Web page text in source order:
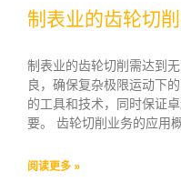
制表业的齿轮切
制表业的齿轮切削需达到
良，确保复杂极限运动下
的工具和技术，同时保证
要。 齿轮切削业务的应用
阅读更多 »